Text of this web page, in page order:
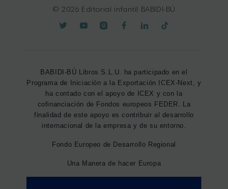
© 2026 Editorial infantil BABIDI-BÚ
BABIDI-BÚ Libros S.L.U. ha participado en el
Programa de Iniciación a la Exportación ICEX-Next, y
ha contado con el apoyo de ICEX y con la
cofinanciación de Fondos europeos FEDER. La
finalidad de este apoyo es contribuir al desarrollo
internacional de la empresa y de su entorno.
Fondo Europeo de Desarrollo Regional
Una Manera de hacer Europa